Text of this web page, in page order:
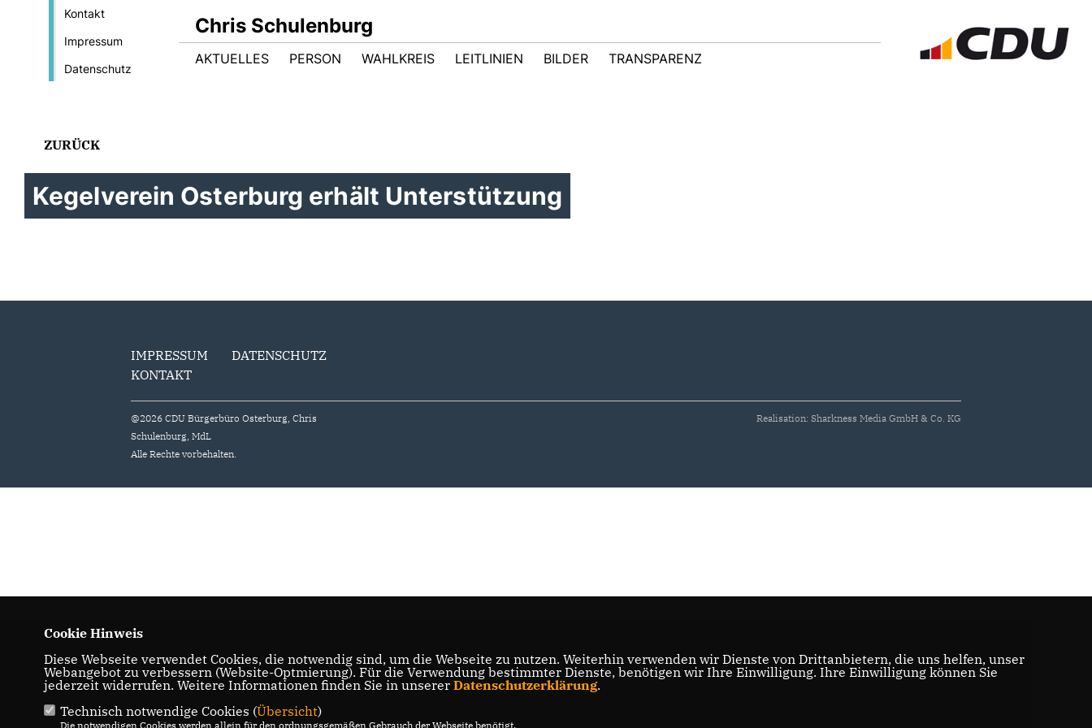
Kontakt
Impressum
Datenschutz
Chris Schulenburg
AKTUELLES PERSON WAHLKREIS LEITLINIEN BILDER TRANSPARENZ
ZURÜCK
Kegelverein Osterburg erhält Unterstützung
IMPRESSUM
DATENSCHUTZ
KONTAKT
@2026 CDU Bürgerbüro Osterburg, Chris
Schulenburg, MdL
Alle Rechte vorbehalten.
Realisation: Sharkness Media GmbH & Co. KG
Cookie Hinweis
Diese Webseite verwendet Cookies, die notwendig sind, um die Webseite zu nutzen. Weiterhin verwenden wir Dienste von Drittanbietern, die uns helfen, unser
Webangebot zu verbessern (Website-Optmierung). Für die Verwendung bestimmter Dienste, benötigen wir Ihre Einwilligung. Ihre Einwilligung können Sie
jederzeit widerrufen. Weitere Informationen finden Sie in unserer Datenschutzerklärung.
Technisch notwendige Cookies (Übersicht)
Die notwendigen Cookies werden allein für den ordnungsgemäßen Gebrauch der Webseite benötigt.